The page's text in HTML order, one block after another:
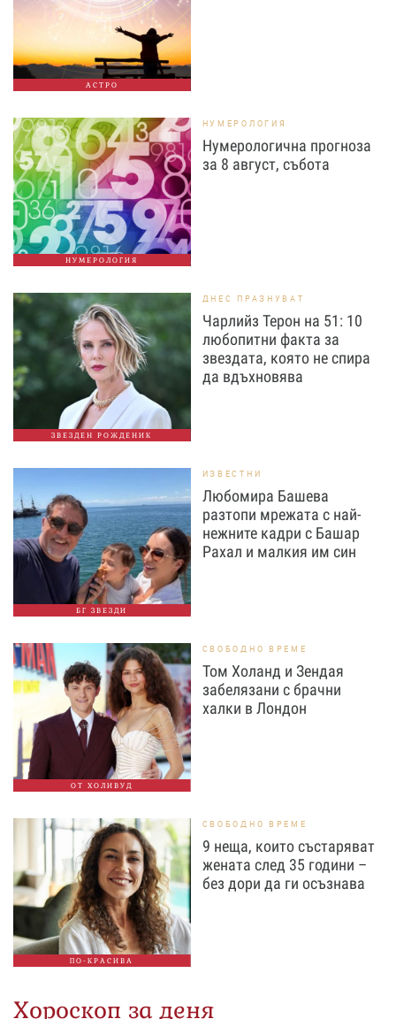
АСТРО
НУМЕРОЛОГИЯ
НУМЕРОЛОГИЯ
Нумерологична прогноза
за 8 август, събота
ЗВЕЗДЕН РОЖДЕНИК
ДНЕС ПРАЗНУВАТ
Чарлийз Терон на 51: 10
любопитни факта за
звездата, която не спира
да вдъхновява
БГ ЗВЕЗДИ
ИЗВЕСТНИ
Любомира Башева
разтопи мрежата с най-
нежните кадри с Башар
Рахал и малкия им син
ОТ ХОЛИВУД
СВОБОДНО ВРЕМЕ
Том Холанд и Зендая
забелязани с брачни
халки в Лондон
ПО-КРАСИВА
СВОБОДНО ВРЕМЕ
9 неща, които състаряват
жената след 35 години –
без дори да ги осъзнава
Хороскоп за деня